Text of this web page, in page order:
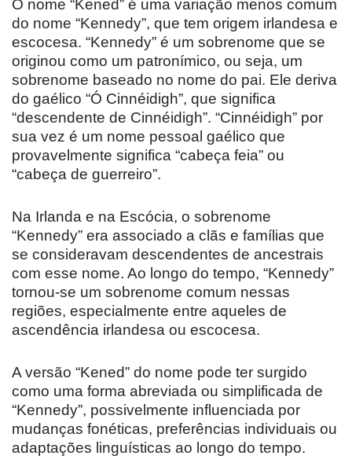
O nome “Kened” é uma variação menos comum
do nome “Kennedy”, que tem origem irlandesa e
escocesa. “Kennedy” é um sobrenome que se
originou como um patronímico, ou seja, um
sobrenome baseado no nome do pai. Ele deriva
do gaélico “Ó Cinnéidigh”, que significa
“descendente de Cinnéidigh”. “Cinnéidigh” por
sua vez é um nome pessoal gaélico que
provavelmente significa “cabeça feia” ou
“cabeça de guerreiro”.
Na Irlanda e na Escócia, o sobrenome
“Kennedy” era associado a clãs e famílias que
se consideravam descendentes de ancestrais
com esse nome. Ao longo do tempo, “Kennedy”
tornou-se um sobrenome comum nessas
regiões, especialmente entre aqueles de
ascendência irlandesa ou escocesa.
A versão “Kened” do nome pode ter surgido
como uma forma abreviada ou simplificada de
“Kennedy”, possivelmente influenciada por
mudanças fonéticas, preferências individuais ou
adaptações linguísticas ao longo do tempo.